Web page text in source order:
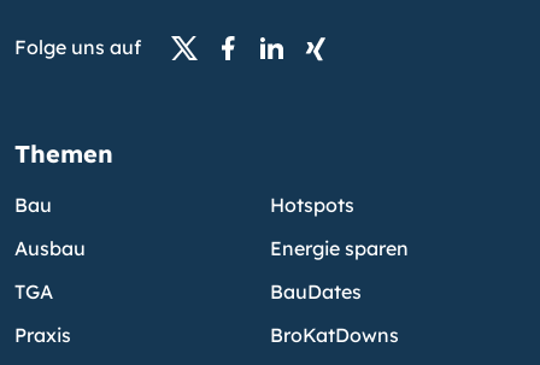
Folge uns auf
Themen
Bau
Ausbau
TGA
Praxis
Hotspots
Energie sparen
BauDates
BroKatDowns